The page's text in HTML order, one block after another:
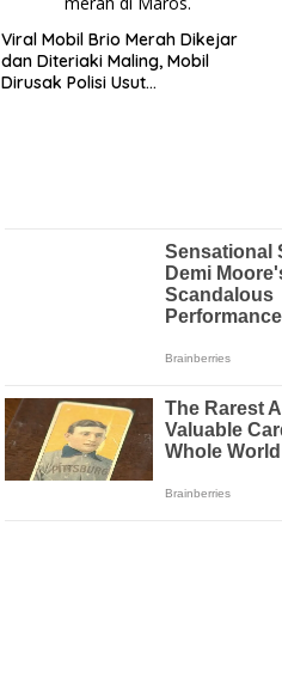
Viral Mobil Brio Merah Dikejar
dan Diteriaki Maling, Mobil
Dirusak Polisi Usut